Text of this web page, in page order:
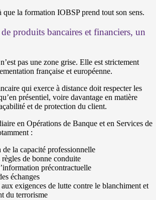
que la formation IOBSP prend tout son sens.
produits bancaires et financiers, un
pas une zone grise. Elle est strictement
française et européenne.
qui exerce à distance doit respecter les
présentiel, voire davantage en matière
et de protection du client.
en Opérations de Banque et en Services de
:
la capacité professionnelle
règles de bonne conduite
précontractuelle
échanges
exigences de lutte contre le blanchiment et
du terrorisme